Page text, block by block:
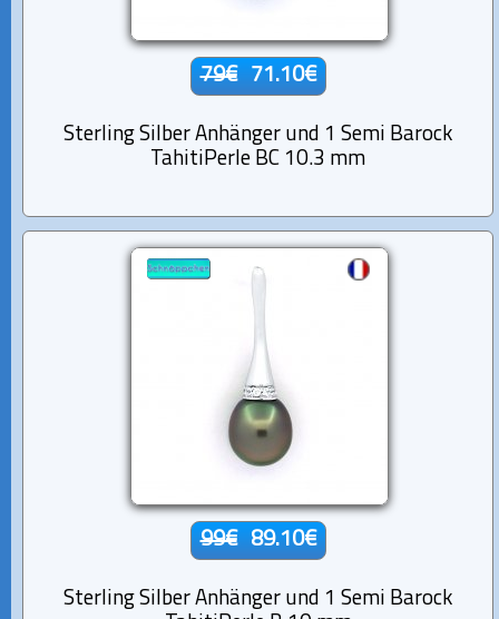
79€ 71.10€
Sterling Silber Anhänger und 1 Semi Barock
TahitiPerle BC 10.3 mm
99€ 89.10€
Sterling Silber Anhänger und 1 Semi Barock